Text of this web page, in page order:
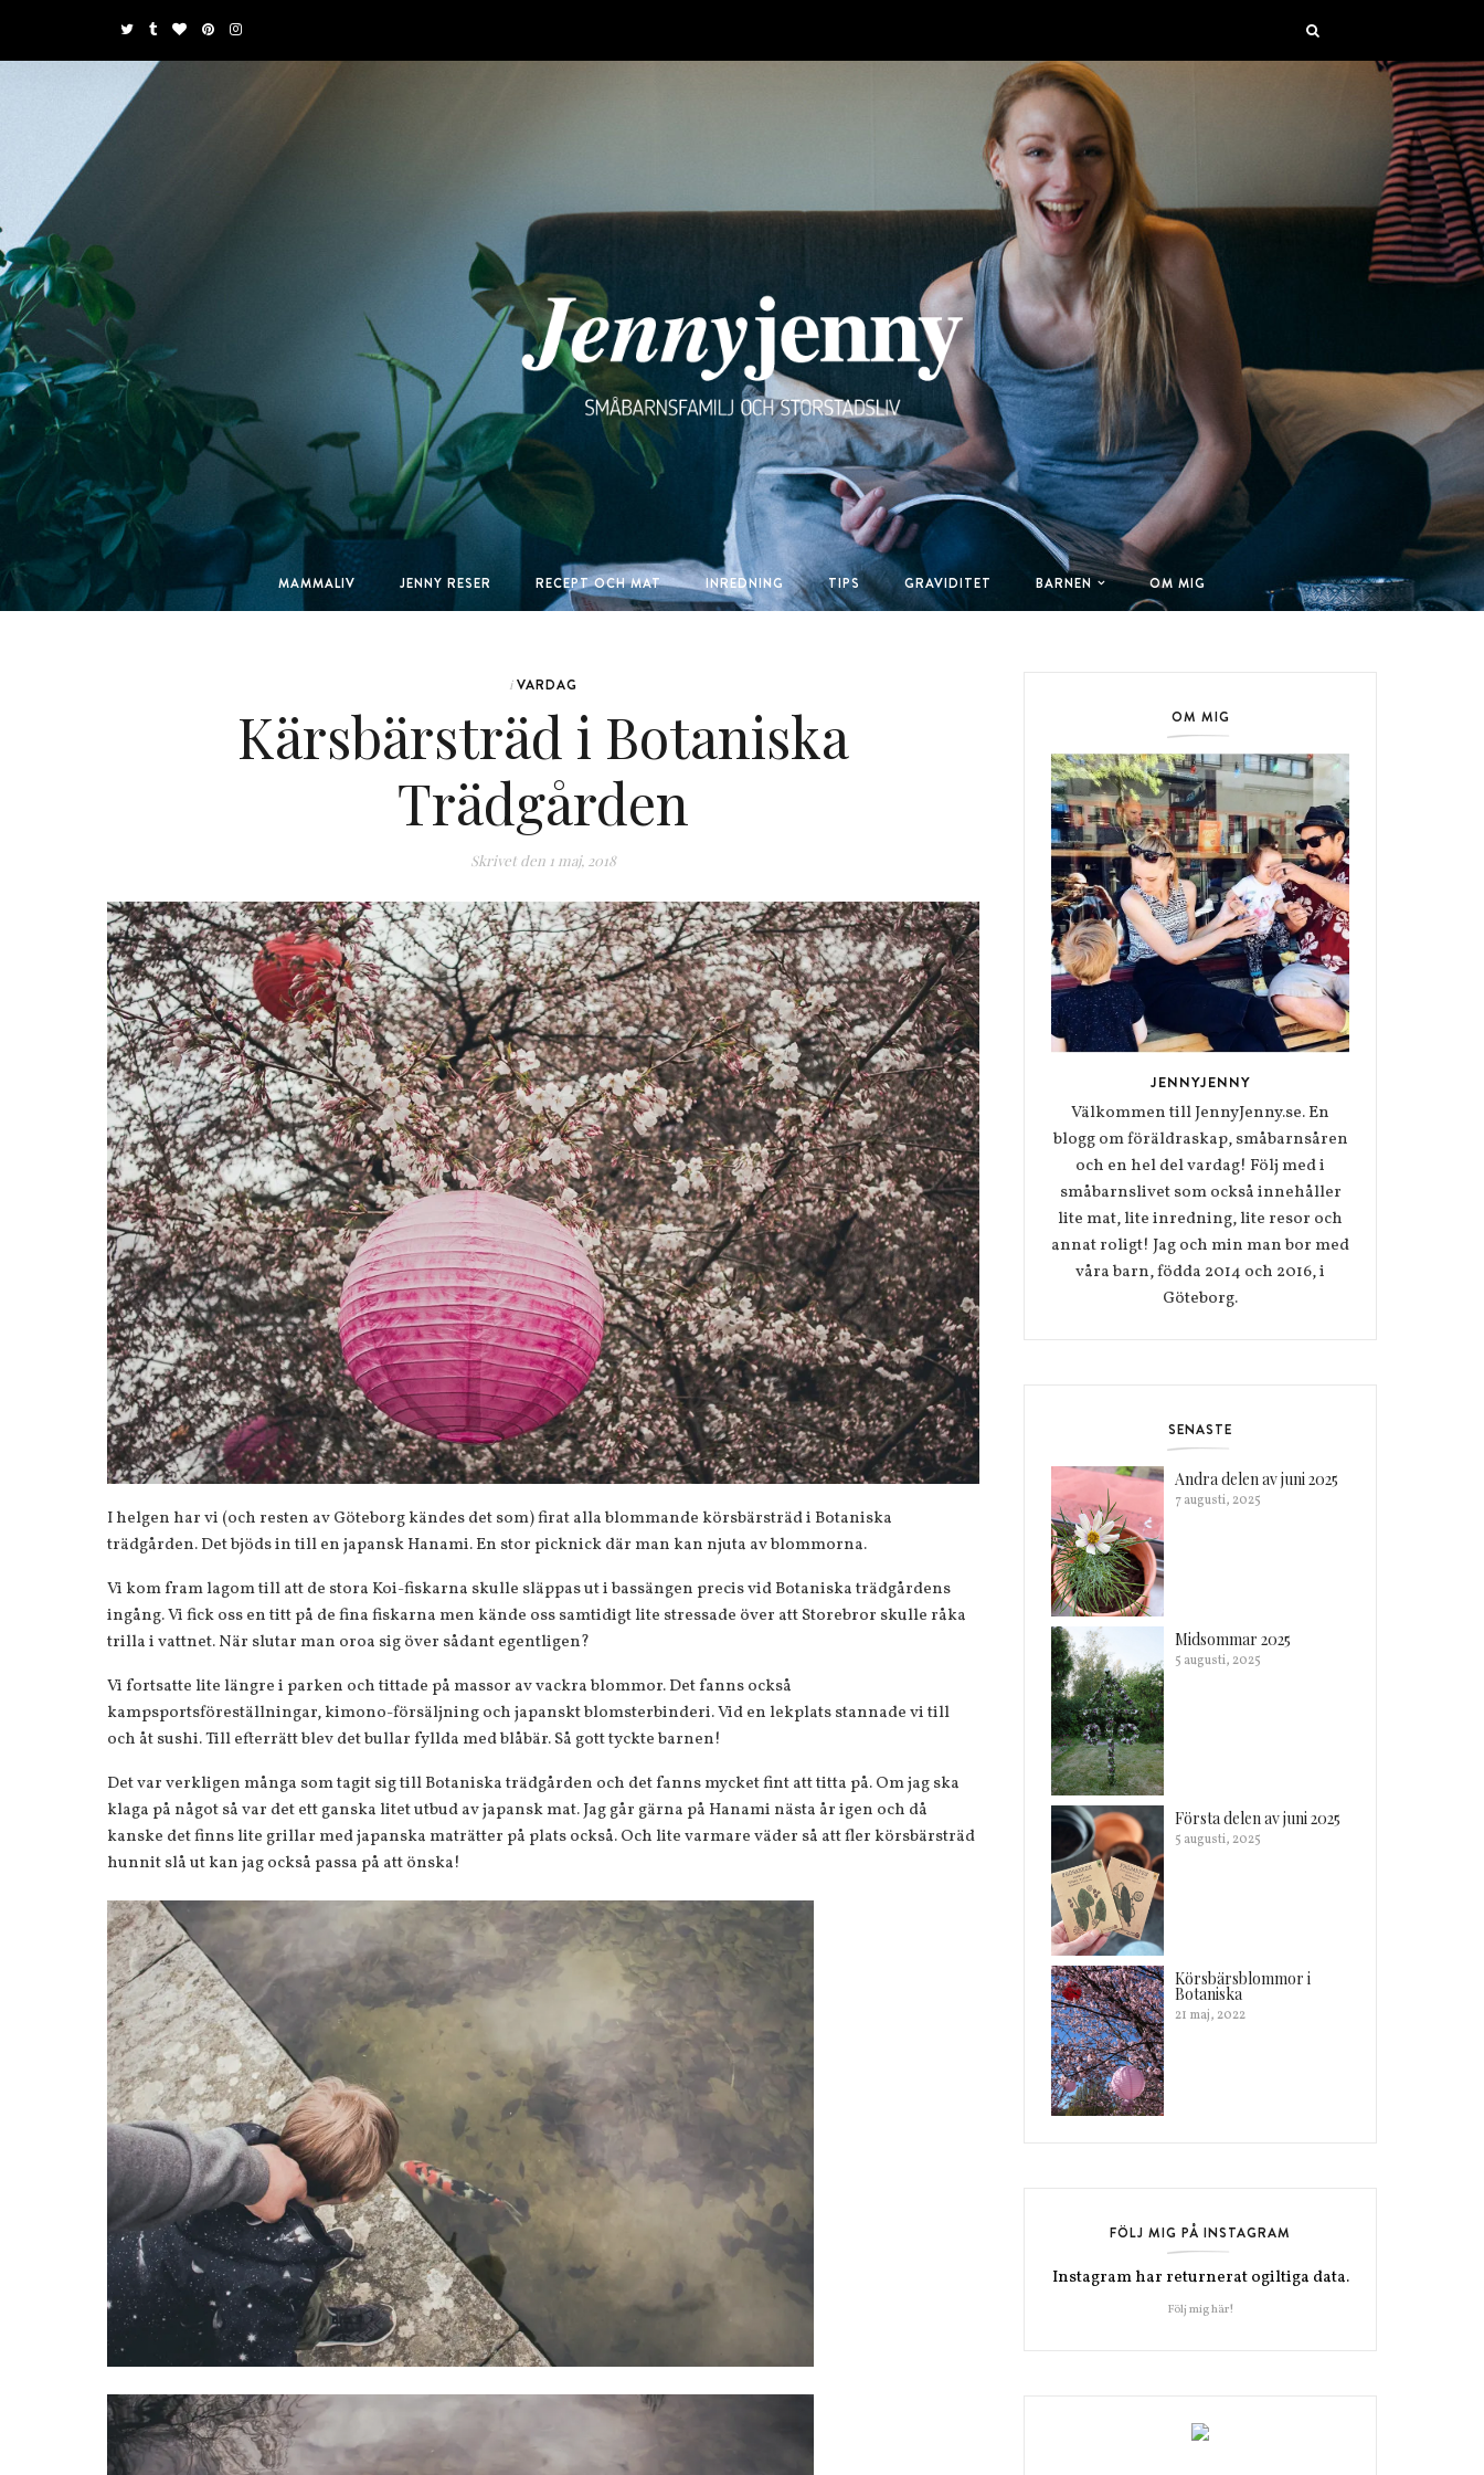
MAMMALIV JENNY RESER RECEPT OCH MAT INREDNING TIPS GRAVIDITET BARNEN OM MIG
i VARDAG
Kärsbärsträd i Botaniska
Trädgården
Skrivet den 1 maj, 2018
I helgen har vi (och resten av Göteborg kändes det som) firat alla blommande körsbärsträd i Botaniska
trädgården. Det bjöds in till en japansk Hanami. En stor picknick där man kan njuta av blommorna.
Vi kom fram lagom till att de stora Koi-fiskarna skulle släppas ut i bassängen precis vid Botaniska trädgårdens
ingång. Vi fick oss en titt på de fina fiskarna men kände oss samtidigt lite stressade över att Storebror skulle råka
trilla i vattnet. När slutar man oroa sig över sådant egentligen?
Vi fortsatte lite längre i parken och tittade på massor av vackra blommor. Det fanns också
kampsportsföreställningar, kimono-försäljning och japanskt blomsterbinderi. Vid en lekplats stannade vi till
och åt sushi. Till efterrätt blev det bullar fyllda med blåbär. Så gott tyckte barnen!
Det var verkligen många som tagit sig till Botaniska trädgården och det fanns mycket fint att titta på. Om jag ska
klaga på något så var det ett ganska litet utbud av japansk mat. Jag går gärna på Hanami nästa år igen och då
kanske det finns lite grillar med japanska maträtter på plats också. Och lite varmare väder så att fler körsbärsträd
hunnit slå ut kan jag också passa på att önska!
OM MIG
JENNYJENNY
Välkommen till JennyJenny.se. En
blogg om föräldraskap, småbarnsåren
och en hel del vardag! Följ med i
småbarnslivet som också innehåller
lite mat, lite inredning, lite resor och
annat roligt! Jag och min man bor med
våra barn, födda 2014 och 2016, i
Göteborg.
SENASTE
Andra delen av juni 2025
7 augusti, 2025
Midsommar 2025
5 augusti, 2025
Första delen av juni 2025
5 augusti, 2025
Körsbärsblommor i
Botaniska
21 maj, 2022
FÖLJ MIG PÅ INSTAGRAM
Instagram har returnerat ogiltiga data.
Följ mig här!